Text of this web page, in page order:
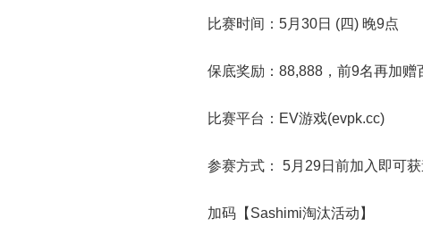
比赛时间：5月30日 (四) 晚9点
保底奖励：88,888，前9名再加赠
比赛平台：EV游戏(evpk.cc)
参赛方式： 5月29日前加入即可
加码【Sashimi淘汰活动】